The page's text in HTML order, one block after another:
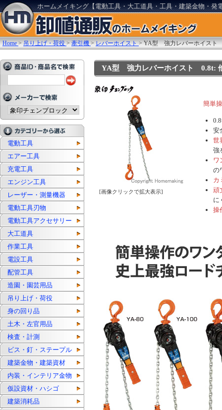
ホームメイキング【電動工具・大工道具・工具・建築金物・発
Home >吊り上げ・荷役 >牽引機 >レバーホイスト >YA型 強力レバーホイスト
電動工具
エアー工具
充電工具
エンジン工具
レーザー・測量機器
電動工具刃物
電動工具アクセサリー
大工道具
作業工具
電設工具
配管工具
造園・園芸用品
吊り上げ・荷役
身の回り品
土木・左官用品
検査・計測
ビス・釘・ステープル
建築金物・建築資材
内装・インテリア金物
仮設資材・ハシゴ
建築消耗品
YA型 強力レバーホイスト 0.8t:
[画像クリックで拡大表示]
簡単
安
世
強
ワ
の
カ
頑
に
操